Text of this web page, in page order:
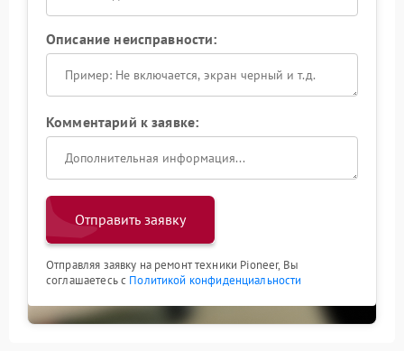
Описание неисправности:
Комментарий к заявке:
Отправить заявку
Отправляя заявку на ремонт техники Pioneer, Вы
соглашаетесь с Политикой конфиденциальности